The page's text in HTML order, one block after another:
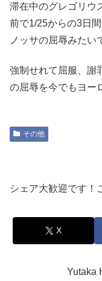
滞在中のグレゴリウ
前で1/25からの3日
ノッサの屈辱みたい
強制せれて屈服、謝
の屈辱を今でもヨー
その他
シェア大歓迎です！
X
Yutaka